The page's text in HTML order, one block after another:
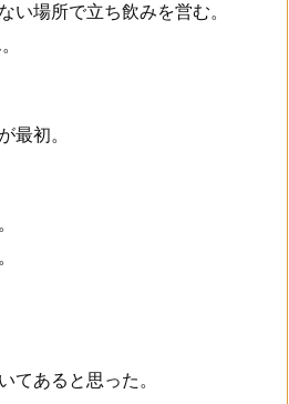
い場所で立ち飲みを営む。
最初。
てあると思った。